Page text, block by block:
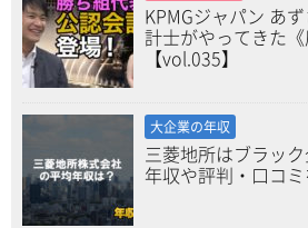
KPMGジャパン あ
計士がやってきた《
【vol.035】
大企業の年収
三菱地所はブラッ
年収や評判・口コミ